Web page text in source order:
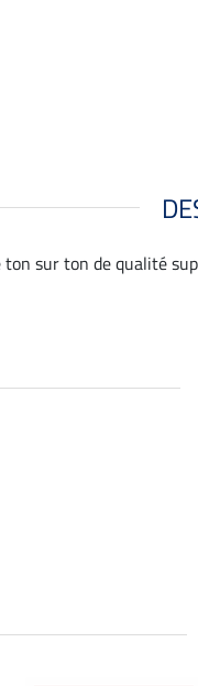
sur ton de qualité